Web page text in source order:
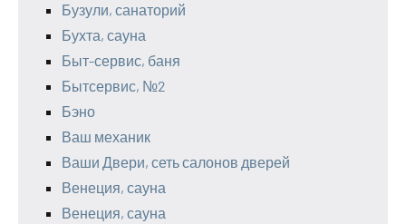
Бузули, санаторий
Бухта, сауна
Быт-сервис, баня
Бытсервис, №2
Бэно
Ваш механик
Ваши Двери, сеть салонов дверей
Венеция, сауна
Венеция, сауна